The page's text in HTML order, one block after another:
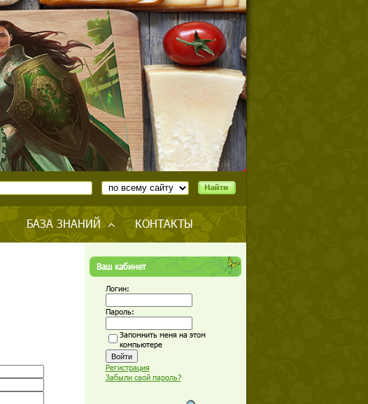
БАЗА ЗНАНИЙ КОНТАКТЫ
Ваш кабинет
Логин:
Пароль:
Запомнить меня на этом
компьютере
Регистрация
Забыли свой пароль?